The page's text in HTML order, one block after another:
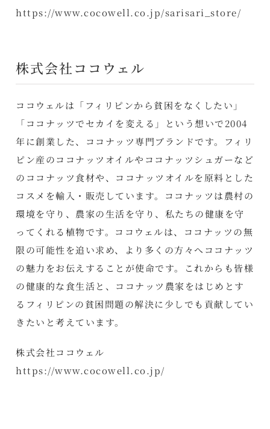
https://www.cocowell.co.jp/sarisari_store/
株式会社ココウェル
ココウェルは「フィリピンから貧困をなくしたい」
「ココナッツでセカイを変える」という想いで2004
年に創業した、ココナッツ専門ブランドです。フィリ
ピン産のココナッツオイルやココナッツシュガーなど
のココナッツ食材や、ココナッツオイルを原料とした
コスメを輸入・販売しています。ココナッツは農村の
環境を守り、農家の生活を守り、私たちの健康を守
ってくれる植物です。ココウェルは、ココナッツの無
限の可能性を追い求め、より多くの方々へココナッツ
の魅力をお伝えすることが使命です。これからも皆様
の健康的な食生活と、ココナッツ農家をはじめとす
るフィリピンの貧困問題の解決に少しでも貢献してい
きたいと考えています。
株式会社ココウェル
https://www.cocowell.co.jp/